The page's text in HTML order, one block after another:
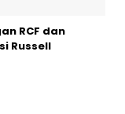
RCF dan
Russell